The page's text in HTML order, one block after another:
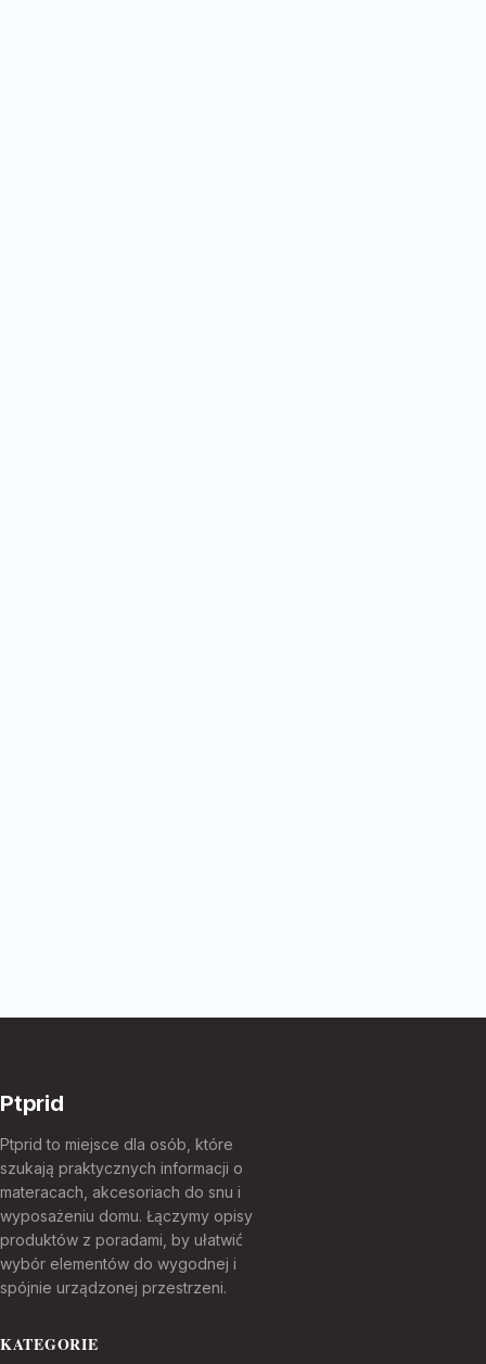
Ptprid
Ptprid to miejsce dla osób, które
szukają praktycznych informacji o
materacach, akcesoriach do snu i
wyposażeniu domu. Łączymy opisy
produktów z poradami, by ułatwić
wybór elementów do wygodnej i
spójnie urządzonej przestrzeni.
KATEGORIE